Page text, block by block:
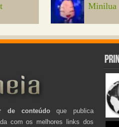
Minilua
de conteúdoque publica
com os melhores links dos